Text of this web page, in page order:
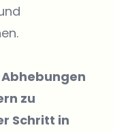
zu
Schritt in